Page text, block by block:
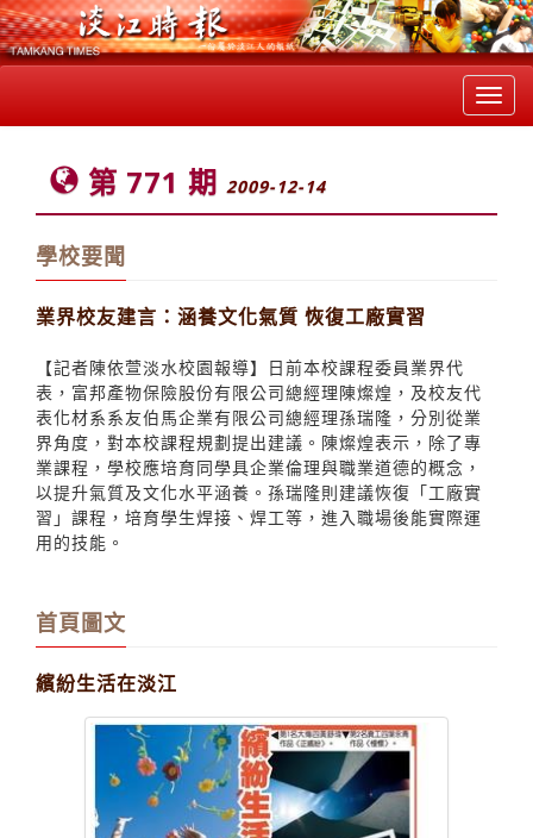
第 771 期 2009-12-14
學校要聞
業界校友建言：涵養文化氣質 恢復工廠實習
【記者陳依萱淡水校園報導】日前本校課程委員業界代
表，富邦產物保險股份有限公司總經理陳燦煌，及校友代
表化材系系友伯馬企業有限公司總經理孫瑞隆，分別從業
界角度，對本校課程規劃提出建議。陳燦煌表示，除了專
業課程，學校應培育同學具企業倫理與職業道德的概念，
以提升氣質及文化水平涵養。孫瑞隆則建議恢復「工廠實
習」課程，培育學生焊接、焊工等，進入職場後能實際運
用的技能。
首頁圖文
繽紛生活在淡江